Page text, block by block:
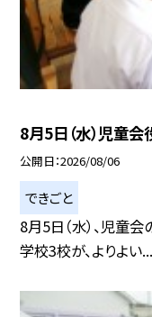
8月5日（水）児童
公開日 2026/08/06
できごと
8月5日（水）、児童
学校3校が、よりよい...